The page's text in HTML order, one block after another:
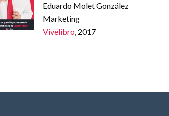
Eduardo Molet González
Marketing
Vivelibro , 2017